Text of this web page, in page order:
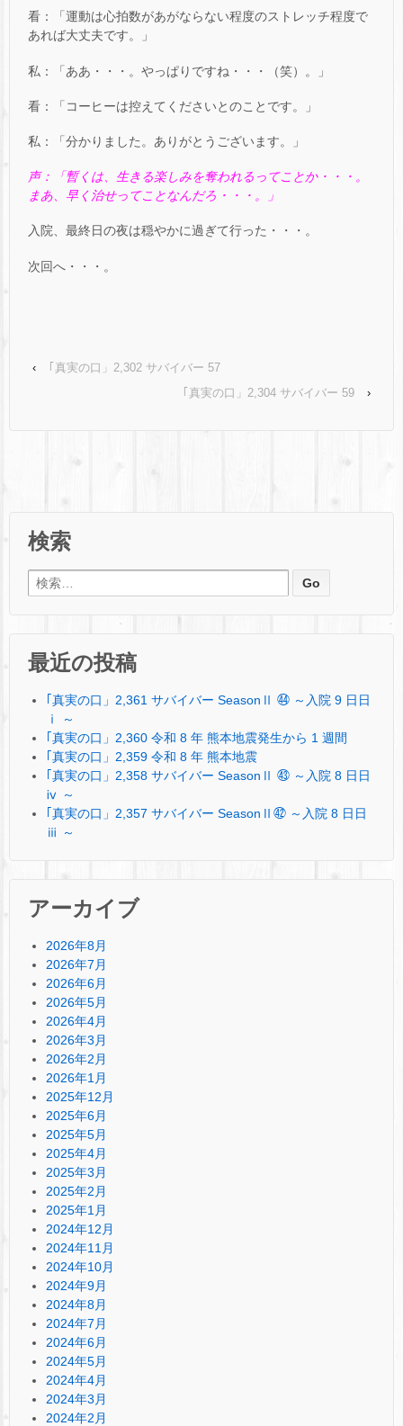
看：「運動は心拍数があがならない程度のストレッチ程度で
あれば大丈夫です。」
私：「ああ・・・。やっぱりですね・・・（笑）。」
看：「コーヒーは控えてくださいとのことです。」
私：「分かりました。ありがとうございます。」
声：「暫くは、生きる楽しみを奪われるってことか・・・。
まあ、早く治せってことなんだろ・・・。」
入院、最終日の夜は穏やかに過ぎて行った・・・。
次回へ・・・。
‹
｢真実の口」2,302 サバイバー 57
｢真実の口」2,304 サバイバー 59
›
検索
検索:
最近の投稿
｢真実の口」2,361 サバイバー SeasonⅡ ㊹ ～入院 9 日日
ⅰ ～
｢真実の口」2,360 令和 8 年 熊本地震発生から 1 週間
｢真実の口」2,359 令和 8 年 熊本地震
｢真実の口」2,358 サバイバー SeasonⅡ ㊸ ～入院 8 日日
ⅳ ～
｢真実の口」2,357 サバイバー SeasonⅡ㊷ ～入院 8 日日
ⅲ ～
アーカイブ
2026年8月
2026年7月
2026年6月
2026年5月
2026年4月
2026年3月
2026年2月
2026年1月
2025年12月
2025年6月
2025年5月
2025年4月
2025年3月
2025年2月
2025年1月
2024年12月
2024年11月
2024年10月
2024年9月
2024年8月
2024年7月
2024年6月
2024年5月
2024年4月
2024年3月
2024年2月